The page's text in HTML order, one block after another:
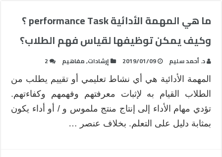
ما هي المهمة الأدائية performance Task ؟
وكيف يمكن توظيفها لقياس فهم الطلاب؟
د. أحمد سليم 2019/01/09 إرشادات,مفاهيم 2
المهمة الأدائية هي أي نشاط تعليمي أو تقييم يطلب من
الطلاب القيام به لإثبات معرفتهم وفهمهم وكفاءتهم.
تؤدي مهام الأداء إلى إنتاج منتج ملموس و / أو أداء يكون
بمثابة دليل على التعلم. بخلاف عنصر …